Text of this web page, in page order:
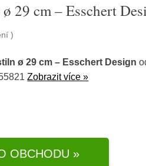
29 cm – Esschert
)
ø 29 cm – Esschert Design
Zobrazit více »
OBCHODU »